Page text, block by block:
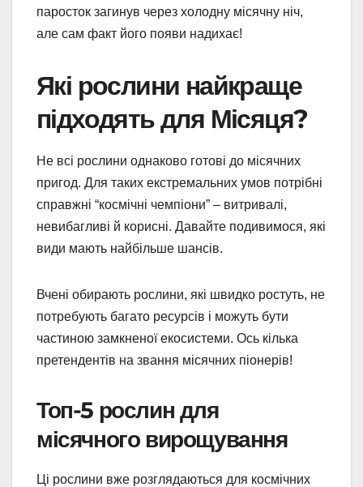
паросток загинув через холодну місячну ніч,
але сам факт його появи надихає!
Які рослини найкраще
підходять для Місяця?
Не всі рослини однаково готові до місячних
пригод. Для таких екстремальних умов потрібні
справжні “космічні чемпіони” – витривалі,
невибагливі й корисні. Давайте подивимося, які
види мають найбільше шансів.
Вчені обирають рослини, які швидко ростуть, не
потребують багато ресурсів і можуть бути
частиною замкненої екосистеми. Ось кілька
претендентів на звання місячних піонерів!
Топ-5 рослин для
місячного вирощування
Ці рослини вже розглядаються для космічних